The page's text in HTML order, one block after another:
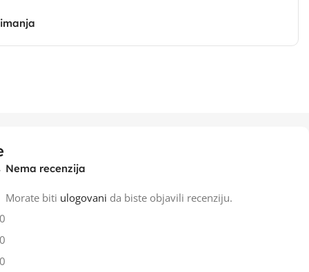
Nema recenzija
Morate biti ulogovani da biste objavili recenziju.